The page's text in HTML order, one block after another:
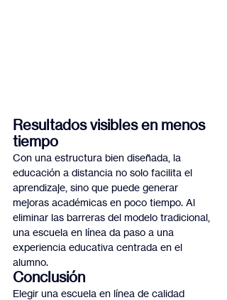
Resultados visibles en menos
tiempo
Con una estructura bien diseñada, la
educación a distancia no solo facilita el
aprendizaje, sino que puede generar
mejoras académicas en poco tiempo. Al
eliminar las barreras del modelo tradicional,
una escuela en línea da paso a una
experiencia educativa centrada en el
alumno.
Conclusión
Elegir una escuela en línea de calidad